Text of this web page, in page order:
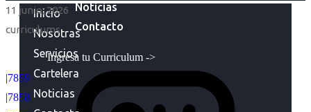
Noticias
Contacto
Ingresa tu Curriculum ->
Inicio
Nosotras
Servicios
Cartelera
Noticias
11 junio, 2026
curriculums
|7859
|7858